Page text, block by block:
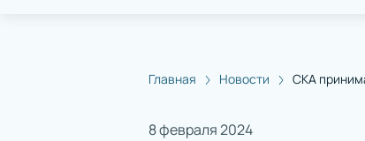
Главная Новости СКА
8 февраля 2024